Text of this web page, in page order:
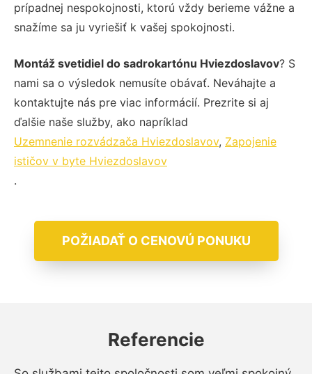
prípadnej nespokojnosti, ktorú vždy berieme vážne a
snažíme sa ju vyriešiť k vašej spokojnosti.
Montáž svetidiel do sadrokartónu Hviezdoslavov? S
nami sa o výsledok nemusíte obávať. Neváhajte a
kontaktujte nás pre viac informácií. Prezrite si aj
ďalšie naše služby, ako napríklad
Uzemnenie rozvádzača Hviezdoslavov, Zapojenie
ističov v byte Hviezdoslavov
.
POŽIADAŤ O CENOVÚ PONUKU
Referencie